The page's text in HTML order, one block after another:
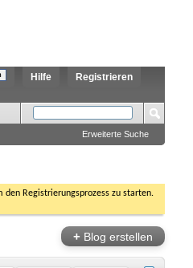
Registrieren
Hilfe
Erweiterte Suche
den Registrierungsprozess zu starten.
+ Blog erstellen